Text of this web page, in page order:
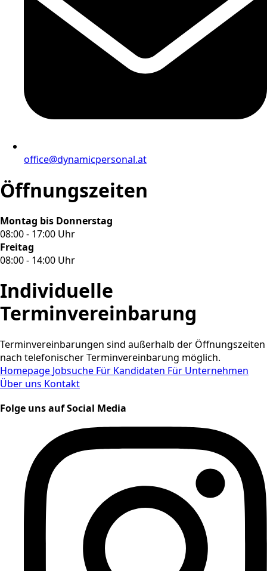
office@dynamicpersonal.at
Öffnungszeiten
Montag bis Donnerstag
08:00 - 17:00 Uhr
Freitag
08:00 - 14:00 Uhr
Individuelle
Terminvereinbarung
Terminvereinbarungen sind außerhalb der Öffnungszeiten
nach telefonischer Terminvereinbarung möglich.
Homepage Jobsuche Für Kandidaten Für Unternehmen
Über uns Kontakt
Folge uns auf Social Media